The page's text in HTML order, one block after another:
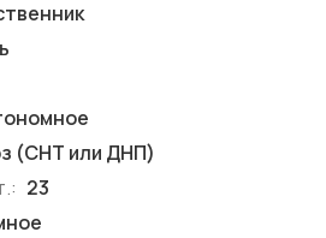
(СНТ или ДНП)
23